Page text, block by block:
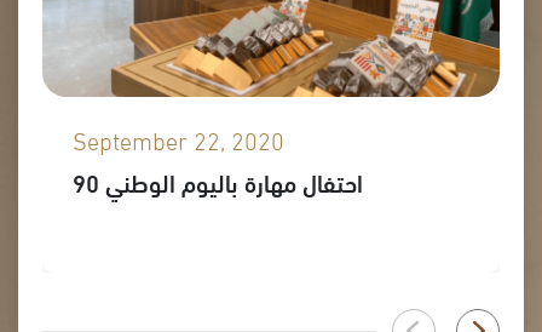
September 22, 2020
احتفال مهارة باليوم الوطني 90